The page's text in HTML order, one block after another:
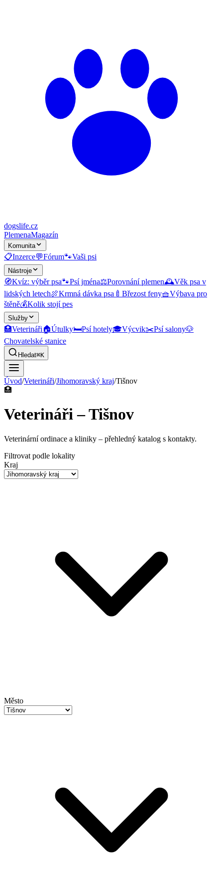
dogslife.cz
PlemenaMagazín
Komunita
📋Inzerce💬Fórum🐾Vaši psi
Nástroje
🧭Kvíz: výběr psa🐾Psí jména⚖️Porovnání plemen🕰️Věk psa v
lidských letech🍖Krmná dávka psa 🍼 Březost feny🧺Výbava pro
štěně💰Kolik stojí pes
Služby
🏥Veterináři🏠Útulky🛏️Psí hotely🎓Výcvik✂️Psí salony🐶
Chovatelské stanice
Hledat⌘K
Úvod/Veterináři/Jihomoravský kraj/Tišnov
🏥
Veterináři – Tišnov
Veterinární ordinace a kliniky – přehledný katalog s kontakty.
Filtrovat podle lokality
Kraj
Město